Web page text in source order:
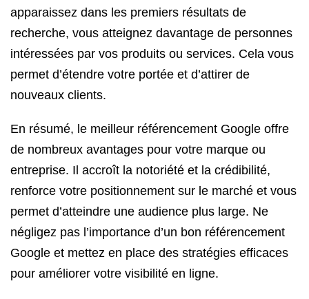
apparaissez dans les premiers résultats de
recherche, vous atteignez davantage de personnes
intéressées par vos produits ou services. Cela vous
permet d’étendre votre portée et d’attirer de
nouveaux clients.
En résumé, le meilleur référencement Google offre
de nombreux avantages pour votre marque ou
entreprise. Il accroît la notoriété et la crédibilité,
renforce votre positionnement sur le marché et vous
permet d’atteindre une audience plus large. Ne
négligez pas l’importance d’un bon référencement
Google et mettez en place des stratégies efficaces
pour améliorer votre visibilité en ligne.